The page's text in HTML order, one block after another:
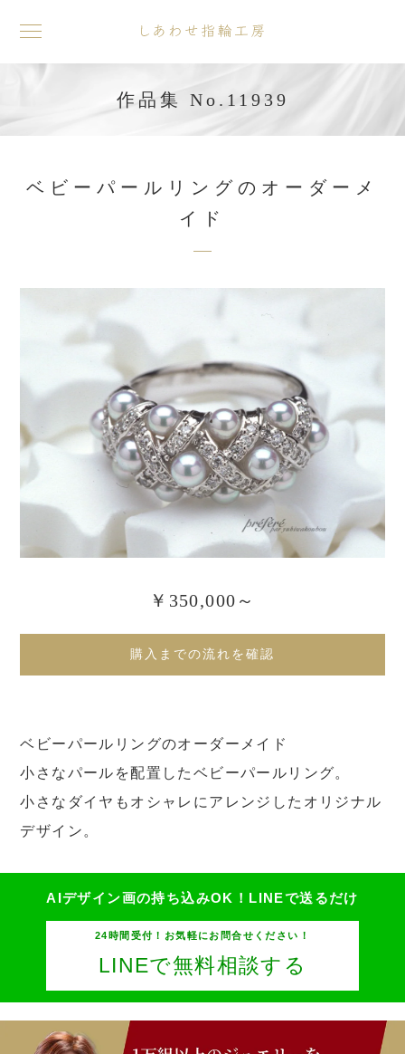
toggle
navigation
作品集 No.11939
ベビーパールリングのオーダーメ
イド
￥350,000～
購入までの流れを確認
ベビーパールリングのオーダーメイド
小さなパールを配置したベビーパールリング。
小さなダイヤもオシャレにアレンジしたオリジナル
デザイン。
AIデザイン画の持ち込みOK！ LINEで送るだけ
24時間受付！お気軽にお問合せください！
LINEで無料相談する